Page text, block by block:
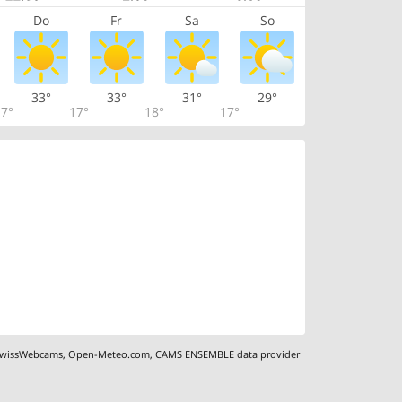
Do Fr Sa So
33°
17°
33°
18°
31°
17°
29°
,Open-Meteo.com,CAMS ENSEMBLE data provider